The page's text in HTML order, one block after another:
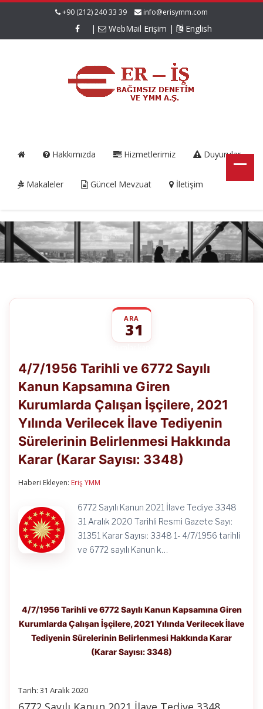
+90 (212) 240 33 39 info@erisymm.com
| WebMail Erişim | English
Hakkımızda Hizmetlerimiz Duyurular
Makaleler Güncel Mevzuat İletişim
ARA
31
ve
Sayılı
Kapsamına
Giren
Kurumlarda
Çalışan
İşçilere,
2021
Yılında
Sürelerinin
Belirlenmesi
Hakkında
Karar
(Karar
Sayısı:
4/7/1956 Tarihli ve 6772 Sayılı
Kanun Kapsamına Giren
Kurumlarda Çalışan İşçilere, 2021
Yılında Verilecek İlave Tediyenin
Sürelerinin Belirlenmesi Hakkında
Karar (Karar Sayısı: 3348)
Haberi Ekleyen: Eriş YMM
6772 Sayılı Kanun 2021 İlave Tediye 3348
31 Aralık 2020 Tarihli Resmi Gazete Sayı:
31351 Karar Sayısı: 3348 1- 4/7/1956 tarihli
ve 6772 sayılı Kanun k…
4/7/1956 Tarihli ve 6772 Sayılı Kanun Kapsamına Giren
Kurumlarda Çalışan İşçilere, 2021 Yılında Verilecek İlave
Tediyenin Sürelerinin Belirlenmesi Hakkında Karar
(Karar Sayısı: 3348)
Tarih: 31 Aralık 2020